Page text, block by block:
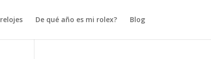
De qué año es mi rolex? Blog